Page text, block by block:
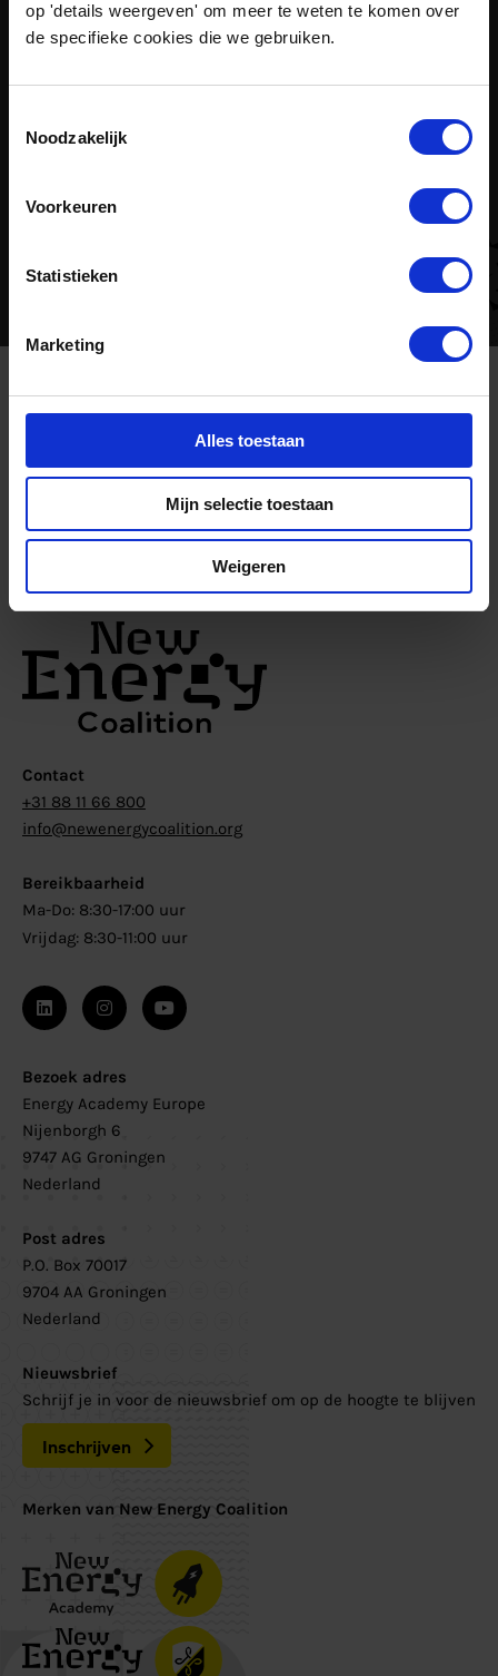
op 'details weergeven' om meer te weten te komen over
de specifieke cookies die we gebruiken.
Noodzakelijk
Voorkeuren
Statistieken
Marketing
Alles toestaan
Mijn selectie toestaan
Weigeren
Onderzoek
Integratie van de Power-to-Gas technologie in het
Ik ben te bereiken via
Contact
+31 88 11 66 800
info@newenergycoalition.org
Bereikbaarheid
Ma-Do: 8:30-17:00 uur
Vrijdag: 8:30-11:00 uur
Bezoek adres
Energy Academy Europe
Nijenborgh 6
9747 AG Groningen
Nederland
Post adres
P.O. Box 70017
9704 AA Groningen
Nederland
Nieuwsbrief
Schrijf je in voor de nieuwsbrief om op de hoogte te blijven
Inschrijven
Merken van New Energy Coalition